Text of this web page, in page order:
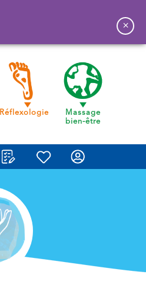
×
Réflexologie
Massage
bien-être